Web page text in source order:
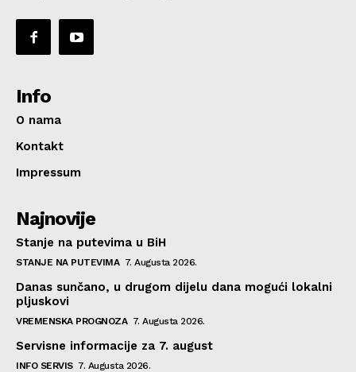
Info
O nama
Kontakt
Impressum
Najnovije
Stanje na putevima u BiH
STANJE NA PUTEVIMA 7. Augusta 2026.
Danas sunčano, u drugom dijelu dana mogući lokalni
pljuskovi
VREMENSKA PROGNOZA 7. Augusta 2026.
Servisne informacije za 7. august
INFO SERVIS 7. Augusta 2026.